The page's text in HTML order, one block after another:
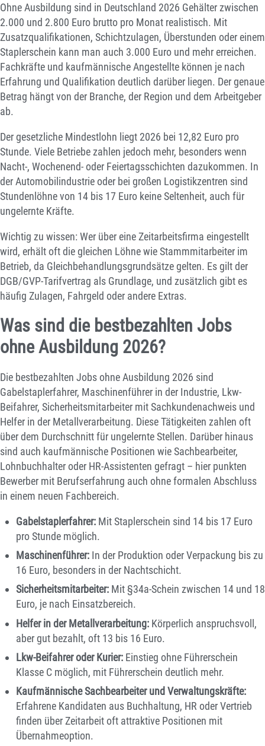
Ohne Ausbildung sind in Deutschland 2026 Gehälter zwischen
2.000 und 2.800 Euro brutto pro Monat realistisch. Mit
Zusatzqualifikationen, Schichtzulagen, Überstunden oder einem
Staplerschein kann man auch 3.000 Euro und mehr erreichen.
Fachkräfte und kaufmännische Angestellte können je nach
Erfahrung und Qualifikation deutlich darüber liegen. Der genaue
Betrag hängt von der Branche, der Region und dem Arbeitgeber
ab.
Der gesetzliche Mindestlohn liegt 2026 bei 12,82 Euro pro
Stunde. Viele Betriebe zahlen jedoch mehr, besonders wenn
Nacht-, Wochenend- oder Feiertagsschichten dazukommen. In
der Automobilindustrie oder bei großen Logistikzentren sind
Stundenlöhne von 14 bis 17 Euro keine Seltenheit, auch für
ungelernte Kräfte.
Wichtig zu wissen: Wer über eine Zeitarbeitsfirma eingestellt
wird, erhält oft die gleichen Löhne wie Stammmitarbeiter im
Betrieb, da Gleichbehandlungsgrundsätze gelten. Es gilt der
DGB/GVP-Tarifvertrag als Grundlage, und zusätzlich gibt es
häufig Zulagen, Fahrgeld oder andere Extras.
Was sind die bestbezahlten Jobs
ohne Ausbildung 2026?
Die bestbezahlten Jobs ohne Ausbildung 2026 sind
Gabelstaplerfahrer, Maschinenführer in der Industrie, Lkw-
Beifahrer, Sicherheitsmitarbeiter mit Sachkundenachweis und
Helfer in der Metallverarbeitung. Diese Tätigkeiten zahlen oft
über dem Durchschnitt für ungelernte Stellen. Darüber hinaus
sind auch kaufmännische Positionen wie Sachbearbeiter,
Lohnbuchhalter oder HR-Assistenten gefragt – hier punkten
Bewerber mit Berufserfahrung auch ohne formalen Abschluss
in einem neuen Fachbereich.
Gabelstaplerfahrer: Mit Staplerschein sind 14 bis 17 Euro
pro Stunde möglich.
Maschinenführer: In der Produktion oder Verpackung bis zu
16 Euro, besonders in der Nachtschicht.
Sicherheitsmitarbeiter: Mit §34a-Schein zwischen 14 und 18
Euro, je nach Einsatzbereich.
Helfer in der Metallverarbeitung: Körperlich anspruchsvoll,
aber gut bezahlt, oft 13 bis 16 Euro.
Lkw-Beifahrer oder Kurier: Einstieg ohne Führerschein
Klasse C möglich, mit Führerschein deutlich mehr.
Kaufmännische Sachbearbeiter und Verwaltungskräfte:
Erfahrene Kandidaten aus Buchhaltung, HR oder Vertrieb
finden über Zeitarbeit oft attraktive Positionen mit
Übernahmeoption.